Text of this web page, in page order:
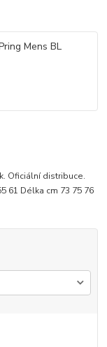
Oficiální distribuce.
61 Délka cm 73 75 76